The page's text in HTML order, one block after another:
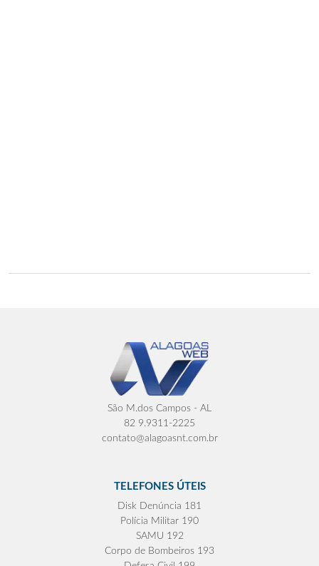
São M.dos Campos - AL
82 9.9311-2225
contato@alagoasnt.com.br
TELEFONES ÚTEIS
Disk Denúncia 181
Polícia Militar 190
SAMU 192
Corpo de Bombeiros 193